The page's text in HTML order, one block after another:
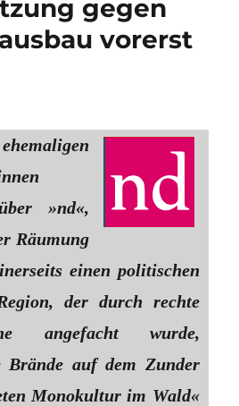
gegen
vorerst
»nd«,
Räumung
einen politischen
der durch rechte
angefacht wurde,
Brände auf dem Zunder
Monokultur im Wald«